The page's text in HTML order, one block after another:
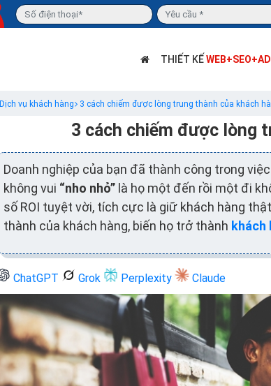
THIẾT KẾ
Dịch vụ khách hàng 3 cách chiếm được lòng trung thành của khách
3 cách chiếm được lòng
Doanh nghiệp của bạn đã thành công trong
không vui “nho nhỏ” là họ một đến rồi một đi
số ROI tuyệt vời, tích cực là giữ khách hàng
thành của khách hàng, biến họ trở thành khách
ChatGPT Grok Perplexity Claude